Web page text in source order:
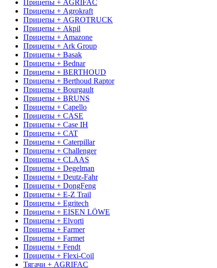
Прицепы + AGRIFAC
Прицепы + Agrokraft
Прицепы + AGROTRUCK
Прицепы + Akpil
Прицепы + Amazone
Прицепы + Ark Group
Прицепы + Basak
Прицепы + Bednar
Прицепы + BERTHOUD
Прицепы + Berthoud Raptor
Прицепы + Bourgault
Прицепы + BRUNS
Прицепы + Capello
Прицепы + CASE
Прицепы + Case IH
Прицепы + CAT
Прицепы + Caterpillar
Прицепы + Challenger
Прицепы + CLAAS
Прицепы + Degelman
Прицепы + Deutz-Fahr
Прицепы + DongFeng
Прицепы + E-Z Trail
Прицепы + Egritech
Прицепы + EISEN LÖWE
Прицепы + Elvorti
Прицепы + Farmer
Прицепы + Farmet
Прицепы + Fendt
Прицепы + Flexi-Coil
Тягачи + AGRIFAC